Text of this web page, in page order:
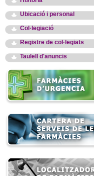
Ubicació i personal
Col·legiació
Registre de col·legiats
Taulell d'anuncis